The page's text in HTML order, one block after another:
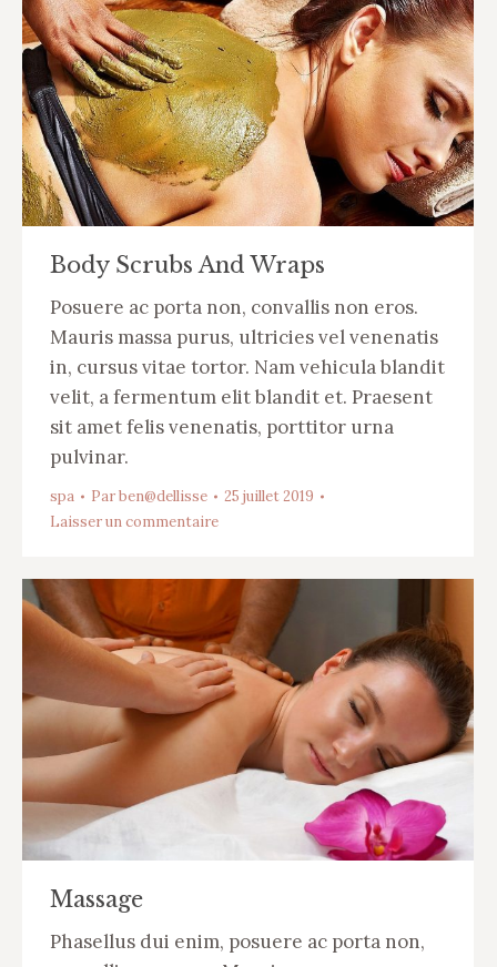
Body Scrubs And Wraps
Posuere ac porta non, convallis non eros.
Mauris massa purus, ultricies vel venenatis
in, cursus vitae tortor. Nam vehicula blandit
velit, a fermentum elit blandit et. Praesent
sit amet felis venenatis, porttitor urna
pulvinar.
spa Parben@dellisse
25 juillet 2019
Laisser un commentaire
Massage
Phasellus dui enim, posuere ac porta non,